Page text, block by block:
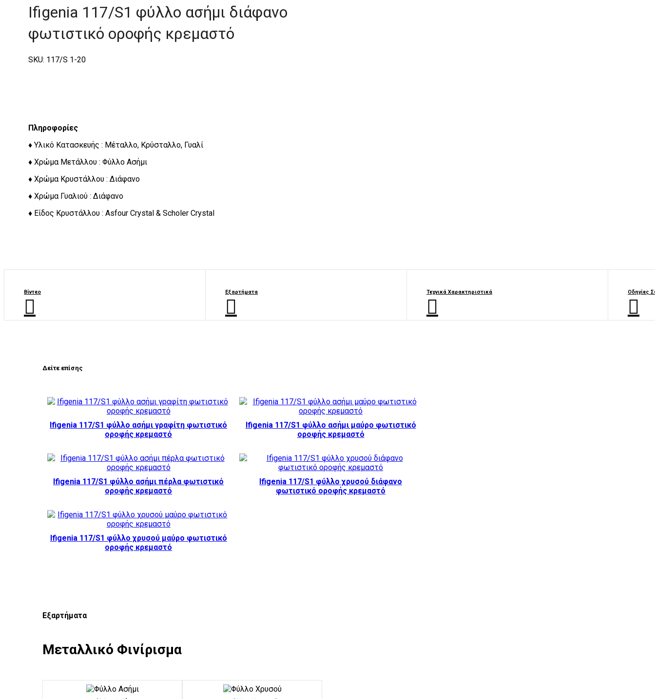
Ifigenia 117/S1 φύλλο ασήμι διάφανο
φωτιστικό οροφής κρεμαστό
SKU: 117/S 1-20
Πληροφορίες
♦ Υλικό Κατασκευής : Μέταλλο, Κρύσταλλο, Γυαλί
♦ Χρώμα Μετάλλου : Φύλλο Ασήμι
♦ Χρώμα Κρυστάλλου : Διάφανο
♦ Χρώμα Γυαλιού : Διάφανο
♦ Είδος Κρυστάλλου : Asfour Crystal & Scholer Crystal
Βίντεο Εξαρτήματα Τεχνικά Χαρακτηριστικά Οδηγίες
Δείτε επίσης
Ifigenia 117/S1 φύλλο ασήμι γραφίτη φωτιστικό
οροφής κρεμαστό
Ifigenia 117/S1 φύλλο ασήμι μαύρο φωτιστικό
οροφής κρεμαστό
Ifigenia 117/S1 φύλλο ασήμι πέρλα φωτιστικό
οροφής κρεμαστό
Ifigenia 117/S1 φύλλο χρυσού διάφανo
φωτιστικό οροφής κρεμαστό
Ifigenia 117/S1 φύλλο χρυσού μαύρο φωτιστικό
οροφής κρεμαστό
Εξαρτήματα
Μεταλλικό Φινίρισμα